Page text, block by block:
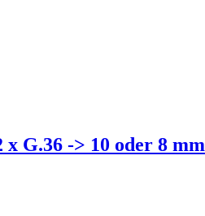
G.36 -> 10 oder 8 mm